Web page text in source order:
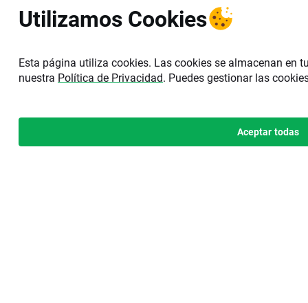
Utilizamos Cookies
Esta página utiliza cookies. Las cookies se almacenan en
nuestra Política de Privacidad. Puedes gestionar las
Aceptar todas